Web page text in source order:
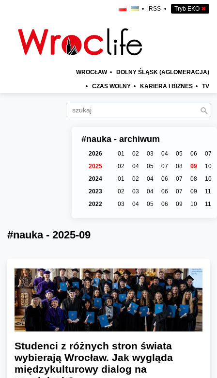
• RSS • Tryb EKO ✖
WROCŁAW • DOLNY ŚLĄSK (AGLOMERACJA)
• CZAS WOLNY • KARIERA I BIZNES • TV
#nauka - archiwum
2026 01 02 03 04 05 06
07
2025
02 04 05 07 08 09
10
2024
01 02 04 06 07 08
10
2023
02 03 04 06 07 09
11
2022
03 04 05 06 09 10 11
#nauka - 2025-09
Studenci z różnych stron świata
wybierają Wrocław. Jak wygląda
międzykulturowy dialog na